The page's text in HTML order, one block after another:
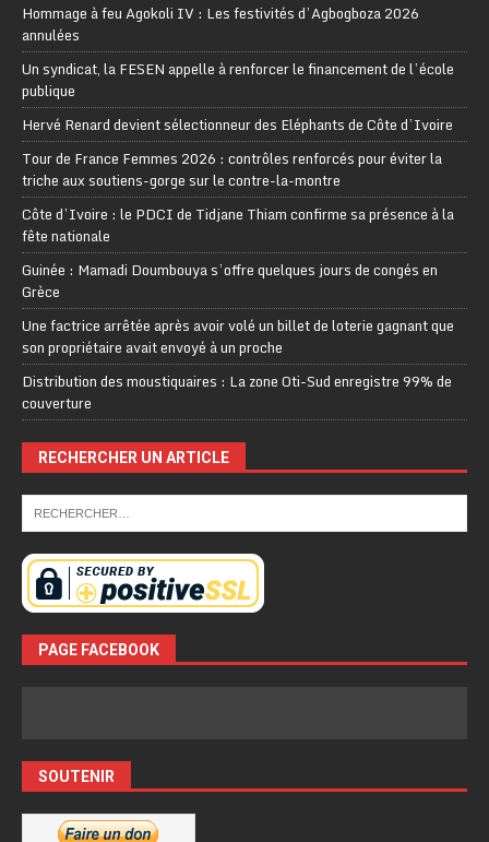
Hommage à feu Agokoli IV : Les festivités d’Agbogboza 2026
annulées
Un syndicat, la FESEN appelle à renforcer le financement de l’école
publique
Hervé Renard devient sélectionneur des Eléphants de Côte d’Ivoire
Tour de France Femmes 2026 : contrôles renforcés pour éviter la
triche aux soutiens-gorge sur le contre-la-montre
Côte d’Ivoire : le PDCI de Tidjane Thiam confirme sa présence à la
fête nationale
Guinée : Mamadi Doumbouya s’offre quelques jours de congés en
Grèce
Une factrice arrêtée après avoir volé un billet de loterie gagnant que
son propriétaire avait envoyé à un proche
Distribution des moustiquaires : La zone Oti-Sud enregistre 99% de
couverture
RECHERCHER UN ARTICLE
PAGE FACEBOOK
SOUTENIR